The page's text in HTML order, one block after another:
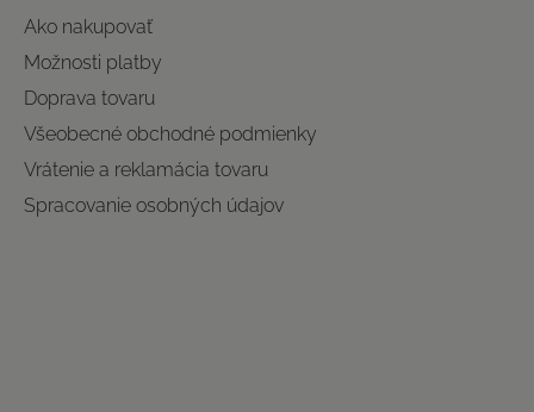
Ako nakupovať
Možnosti platby
Doprava tovaru
Všeobecné obchodné podmienky
Vrátenie a reklamácia tovaru
Spracovanie osobných údajov